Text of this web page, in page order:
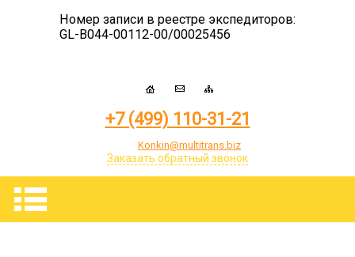
Номер записи в реестре экспедиторов:
GL-B044-00112-00/00025456
+7 (499) 110-31-21
Konkin@multitrans.biz
Заказать обратный звонок